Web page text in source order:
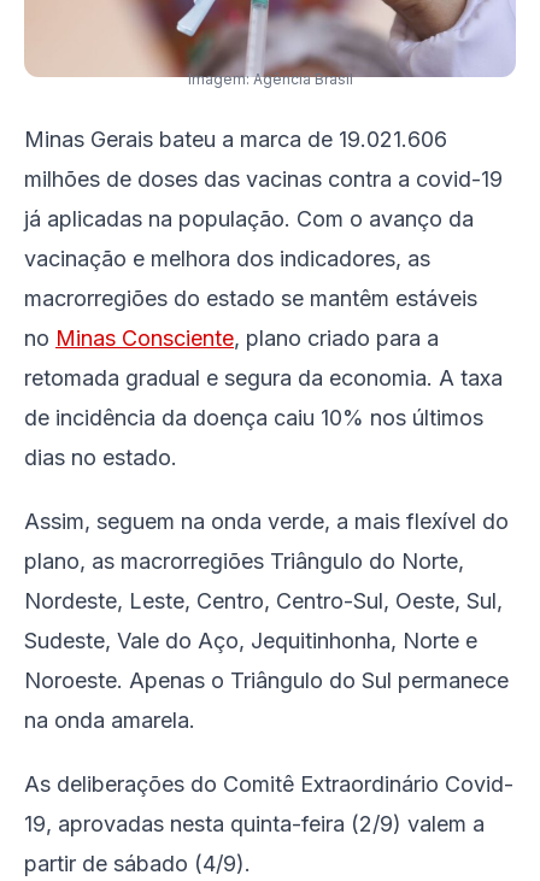
Imagem: Agência Brasil
Minas Gerais bateu a marca de 19.021.606
milhões de doses das vacinas contra a covid-19
já aplicadas na população. Com o avanço da
vacinação e melhora dos indicadores, as
macrorregiões do estado se mantêm estáveis
no Minas Consciente, plano criado para a
retomada gradual e segura da economia. A taxa
de incidência da doença caiu 10% nos últimos
dias no estado.
Assim, seguem na onda verde, a mais flexível do
plano, as macrorregiões Triângulo do Norte,
Nordeste, Leste, Centro, Centro-Sul, Oeste, Sul,
Sudeste, Vale do Aço, Jequitinhonha, Norte e
Noroeste. Apenas o Triângulo do Sul permanece
na onda amarela.
As deliberações do Comitê Extraordinário Covid-
19, aprovadas nesta quinta-feira (2/9) valem a
partir de sábado (4/9).